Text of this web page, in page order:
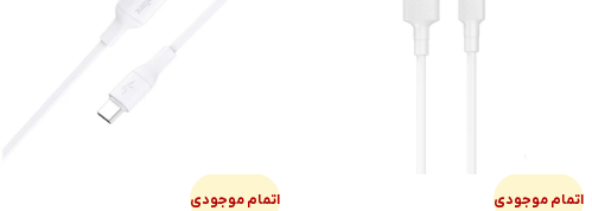
اتمام موجودی اتمام موجودی